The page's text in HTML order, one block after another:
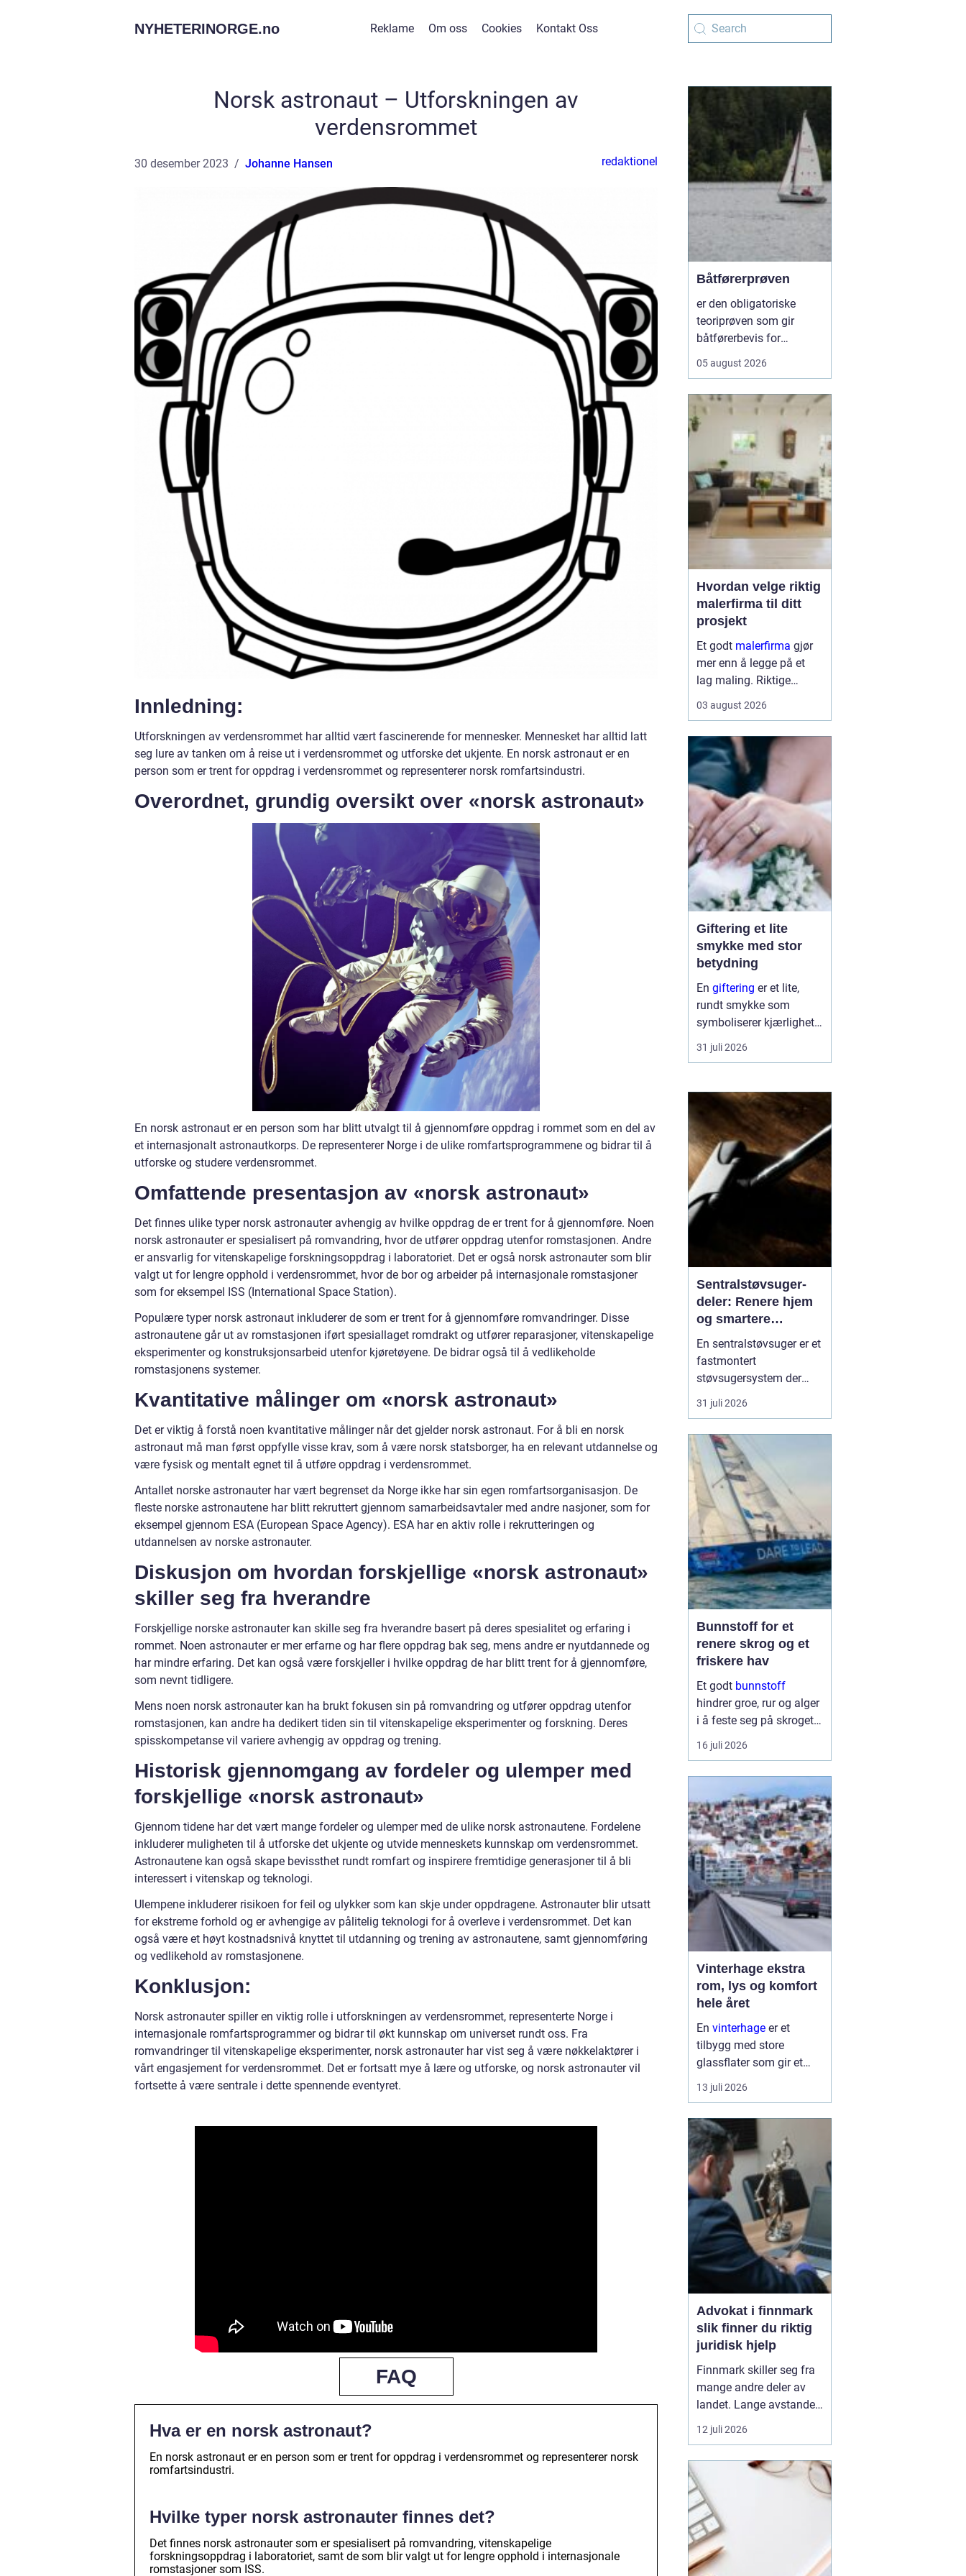
NYHETERINORGE.no Reklame Om oss Cookies Kontakt Oss
Norsk astronaut – Utforskningen av
verdensrommet
30 desember 2023 Johanne Hansen redaktionel
Innledning:
Utforskningen av verdensrommet har alltid vært fascinerende for mennesker. Mennesket har alltid latt
seg lure av tanken om å reise ut i verdensrommet og utforske det ukjente. En norsk astronaut er en
person som er trent for oppdrag i verdensrommet og representerer norsk romfartsindustri.
Overordnet, grundig oversikt over «norsk astronaut»
En norsk astronaut er en person som har blitt utvalgt til å gjennomføre oppdrag i rommet som en del av
et internasjonalt astronautkorps. De representerer Norge i de ulike romfartsprogrammene og bidrar til å
utforske og studere verdensrommet.
Omfattende presentasjon av «norsk astronaut»
Det finnes ulike typer norsk astronauter avhengig av hvilke oppdrag de er trent for å gjennomføre. Noen
norsk astronauter er spesialisert på romvandring, hvor de utfører oppdrag utenfor romstasjonen. Andre
er ansvarlig for vitenskapelige forskningsoppdrag i laboratoriet. Det er også norsk astronauter som blir
valgt ut for lengre opphold i verdensrommet, hvor de bor og arbeider på internasjonale romstasjoner
som for eksempel ISS (International Space Station).
Populære typer norsk astronaut inkluderer de som er trent for å gjennomføre romvandringer. Disse
astronautene går ut av romstasjonen iført spesiallaget romdrakt og utfører reparasjoner, vitenskapelige
eksperimenter og konstruksjonsarbeid utenfor kjøretøyene. De bidrar også til å vedlikeholde
romstasjonens systemer.
Kvantitative målinger om «norsk astronaut»
Det er viktig å forstå noen kvantitative målinger når det gjelder norsk astronaut. For å bli en norsk
astronaut må man først oppfylle visse krav, som å være norsk statsborger, ha en relevant utdannelse og
være fysisk og mentalt egnet til å utføre oppdrag i verdensrommet.
Antallet norske astronauter har vært begrenset da Norge ikke har sin egen romfartsorganisasjon. De
fleste norske astronautene har blitt rekruttert gjennom samarbeidsavtaler med andre nasjoner, som for
eksempel gjennom ESA (European Space Agency). ESA har en aktiv rolle i rekrutteringen og
utdannelsen av norske astronauter.
Diskusjon om hvordan forskjellige «norsk astronaut»
skiller seg fra hverandre
Forskjellige norske astronauter kan skille seg fra hverandre basert på deres spesialitet og erfaring i
rommet. Noen astronauter er mer erfarne og har flere oppdrag bak seg, mens andre er nyutdannede og
har mindre erfaring. Det kan også være forskjeller i hvilke oppdrag de har blitt trent for å gjennomføre,
som nevnt tidligere.
Mens noen norsk astronauter kan ha brukt fokusen sin på romvandring og utfører oppdrag utenfor
romstasjonen, kan andre ha dedikert tiden sin til vitenskapelige eksperimenter og forskning. Deres
spisskompetanse vil variere avhengig av oppdrag og trening.
Historisk gjennomgang av fordeler og ulemper med
forskjellige «norsk astronaut»
Gjennom tidene har det vært mange fordeler og ulemper med de ulike norsk astronautene. Fordelene
inkluderer muligheten til å utforske det ukjente og utvide menneskets kunnskap om verdensrommet.
Astronautene kan også skape bevissthet rundt romfart og inspirere fremtidige generasjoner til å bli
interessert i vitenskap og teknologi.
Ulempene inkluderer risikoen for feil og ulykker som kan skje under oppdragene. Astronauter blir utsatt
for ekstreme forhold og er avhengige av pålitelig teknologi for å overleve i verdensrommet. Det kan
også være et høyt kostnadsnivå knyttet til utdanning og trening av astronautene, samt gjennomføring
og vedlikehold av romstasjonene.
Konklusjon:
Norsk astronauter spiller en viktig rolle i utforskningen av verdensrommet, representerte Norge i
internasjonale romfartsprogrammer og bidrar til økt kunnskap om universet rundt oss. Fra
romvandringer til vitenskapelige eksperimenter, norsk astronauter har vist seg å være nøkkelaktører i
vårt engasjement for verdensrommet. Det er fortsatt mye å lære og utforske, og norsk astronauter vil
fortsette å være sentrale i dette spennende eventyret.
FAQ
Hva er en norsk astronaut?
En norsk astronaut er en person som er trent for oppdrag i verdensrommet og representerer norsk
romfartsindustri.
Hvilke typer norsk astronauter finnes det?
Det finnes norsk astronauter som er spesialisert på romvandring, vitenskapelige
forskningsoppdrag i laboratoriet, samt de som blir valgt ut for lengre opphold i internasjonale
romstasjoner som ISS.
Båtførerprøven
er den obligatoriske
teoriprøven som gir
båtførerbevis for
dokumenterer at føreren
sjøvett, navigasjon, lover
og regler, samt sikkerhet
om bord. For alle som vil
bruke motorbåt lovlig og
trygt, er dette et...
05 august 2026
Hvordan velge riktig
malerfirma til ditt
prosjekt
Et godt malerfirma gjør
mer enn å legge på et
lag maling. Riktige
levetiden på bygget,
og spare både tid og
penger. Samtidig kan feil
valg gi ekstra
kostnader,...
03 august 2026
Giftering et lite
smykke med stor
betydning
En giftering er et lite,
rundt smykke som
symboliserer kjærlighet,
troskap og felles
framtid. Ringen bæres
og blir en synlig
påminnelse om løftet to
mennesker ...
31 juli 2026
Sentralstøvsuger-
deler: Renere hjem
og smartere
rengjøring
En sentralstøvsuger er et
fastmontert
støvsugersystem der
motor og beholder står i
bod, garasje eller teknisk
sugekontakter finnes i
veggene rundt i boligen.
Du kobler bare slangen
til en kontakt, og støvet
transp...
31 juli 2026
Bunnstoff for et
renere skrog og et
friskere hav
Et godt bunnstoff
hindrer groe, rur og alger
i å feste seg på skroget.
Dermed holder båten
bedre fart, bruker mindre
mindre vedlikehold på
land. Samtidig begynner
flere båteiere ...
16 juli 2026
Vinterhage ekstra
rom, lys og komfort
hele året
En vinterhage er et
tilbygg med store
glassflater som gir et
lyst og lunt oppholdsrom
nær hagen, også når
fungere som en ekstra
stue, spiseplass eller
stille son...
13 juli 2026
Advokat i finnmark
slik finner du riktig
juridisk hjelp
Finnmark skiller seg fra
mange andre deler av
landet. Lange avstander,
små lokalsamfunn, sterk
tilknytning til natur og
rettigheter gjør at mange
juridiske spørsmål får en
ekstra dimensjon. Når en
privatperson eller en
bedrift i...
12 juli 2026